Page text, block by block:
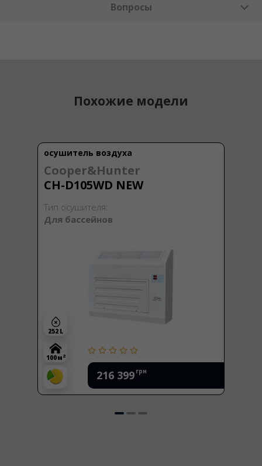
Вопросы
Похожие модели
осушитель воздуха
Cooper&Hunter
CH-D105WD NEW
Тип осушителя:
Для бассейнов
216 399 грн
252 L
100 м 2